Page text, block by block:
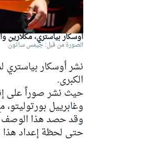
دبليو آر سي
أوسكار بياستري، مكلارين
الصورة من قبل: جيمس ساتون
نشرأوسكار بياستري
الكبرى.
وغابرييل
حتى لحظة إعداد هذا